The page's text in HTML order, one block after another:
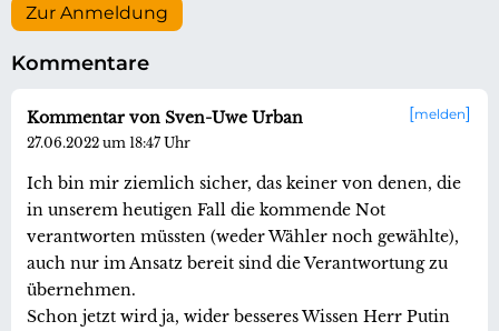
Zur Anmeldung
Kommentare
melden
Kommentar von Sven-Uwe Urban
27.06.2022 um 18:47 Uhr
Ich bin mir ziemlich sicher, das keiner von denen, die
in unserem heutigen Fall die kommende Not
verantworten müssten (weder Wähler noch gewählte),
auch nur im Ansatz bereit sind die Verantwortung zu
übernehmen.
Schon jetzt wird ja, wider besseres Wissen Herr Putin